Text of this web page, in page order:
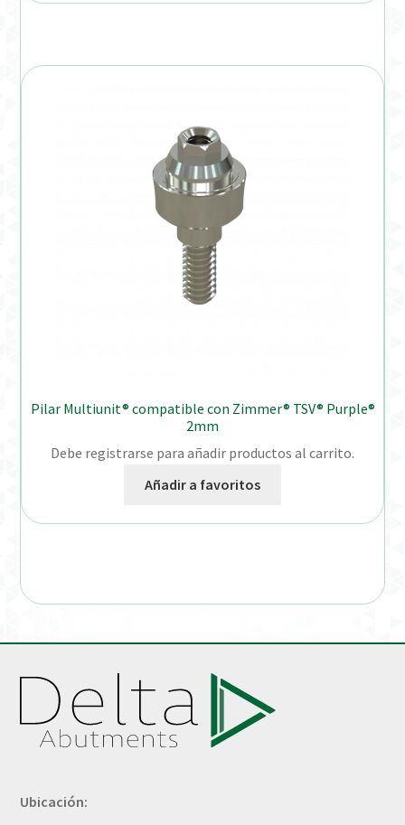
Pilar Multiunit® compatible con Zimmer® TSV® Purple®
2mm
Debe registrarse para añadir productos al carrito.
Añadir a favoritos
Ubicación: